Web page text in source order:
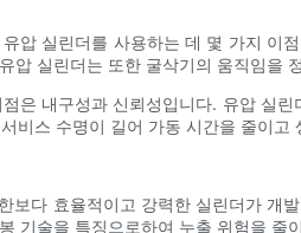
압 실린더를 사용하는 데 몇 가지
압 실린더는 또한 굴삭기의 움직임을
은 내구성과 신뢰성입니다. 유압 실
비스 수명이 길어 가동 시간을 줄이고
보다 효율적이고 강력한 실린더가
기술을 특징으로하여 누출 위험을 줄